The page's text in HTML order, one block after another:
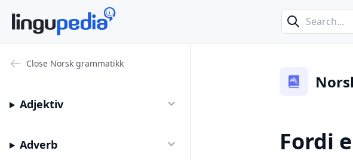
Search
Close Norsk grammatikk
Adjektiv
Adverb Fordi